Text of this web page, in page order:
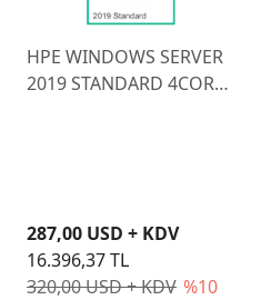
HPE WINDOWS SERVER
2019 STANDARD 4CORE
320,00 USD + KDV %10
287,00 USD + KDV
16.396,37 TL